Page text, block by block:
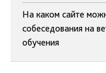
На каком сайте
собеседования на
обучения